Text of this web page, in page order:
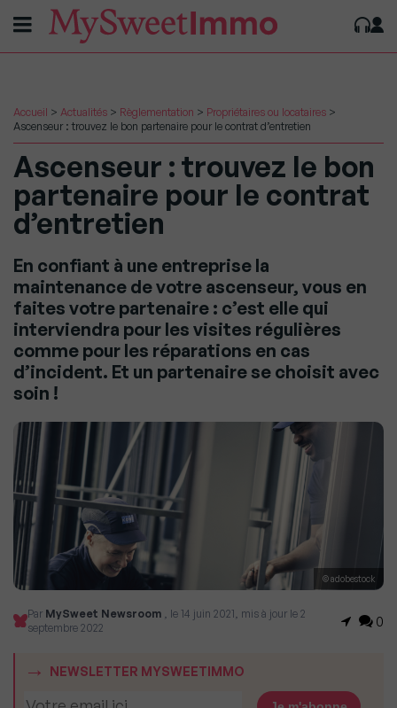
Accueil > Actualités > Règlementation > Propriétaires ou locataires >
Ascenseur : trouvez le bon partenaire pour le contrat d’entretien
Ascenseur : trouvez le bon
partenaire pour le contrat
d’entretien
En confiant à une entreprise la
maintenance de votre ascenseur, vous en
faites votre partenaire : c’est elle qui
interviendra pour les visites régulières
comme pour les réparations en cas
d’incident. Et un partenaire se choisit avec
soin !
© adobestock
Par MySweet Newsroom , le 14 juin 2021, mis à jour le 2
septembre 2022
0
NEWSLETTER MYSWEETIMMO